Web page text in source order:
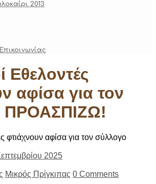
2013
Εθελοντές
αφίσα για τον
ΠΡΟΑΣΠΙΖΩ!
φτιάχνουν αφίσα για τον σύλλογο
2025
Μικρός Πρίγκιπας 0 Comments